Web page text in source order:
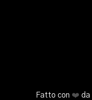
Fatto con ❤️ da